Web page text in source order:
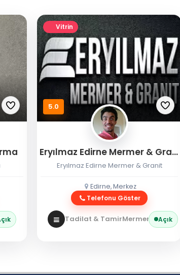
Vitrin
5.0
Eryılmaz Edirne Mermer & Granit
Eryılmaz Edirne Mermer & Granit
Edirne, Merkez
Telefonu Göster
Tadilat & TamirMermer / Granit
Açık